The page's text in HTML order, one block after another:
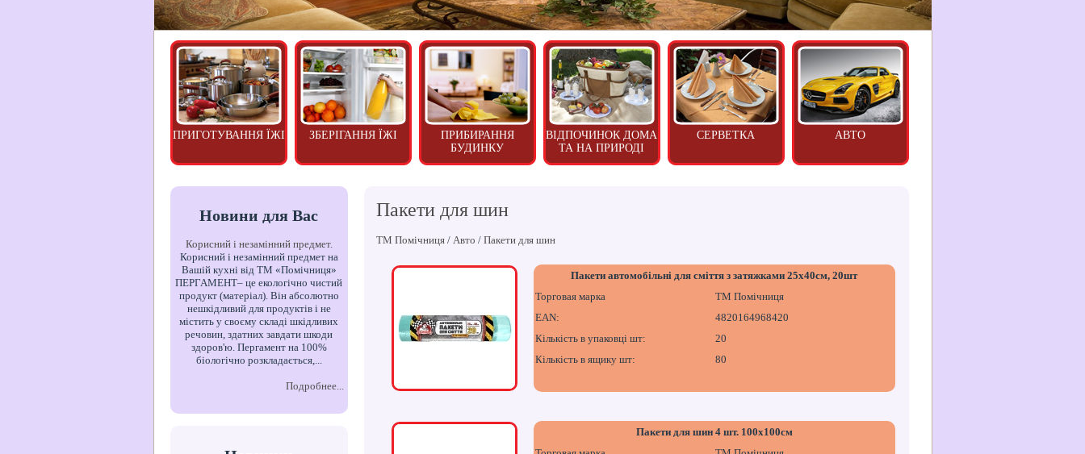
ПРИГОТУВАННЯ ЇЖІ ЗБЕРІГАННЯ ЇЖІ
ПРИБИРАННЯ
БУДИНКУ
ВІДПОЧИНОК ДОМА
ТА НА ПРИРОДІ
СЕРВЕТКА АВТО
Новини для Вас
Корисний і незамінний предмет.
Корисний і незамінний предмет на
Вашій кухні від ТМ «Помічниця»
ПЕРГАМЕНТ– це екологічно чистий
продукт (матеріал). Він абсолютно
нешкідливий для продуктів і не
містить у своєму складі шкідливих
речовин, здатних завдати шкоди
здоров'ю. Пергамент на 100%
біологічно розкладається,...
Подробнее...
Пакети для шин
ТМ Помічниця/ Авто / Пакети для шин
Пакети автомобільні для сміття з затяжками 25х40см, 20шт
Торговая марка
ТМ Помічниця
EAN:
4820164968420
Кількість в упаковці шт:
20
Кількість в ящику шт:
80
Пакети для шин 4 шт. 100х100см